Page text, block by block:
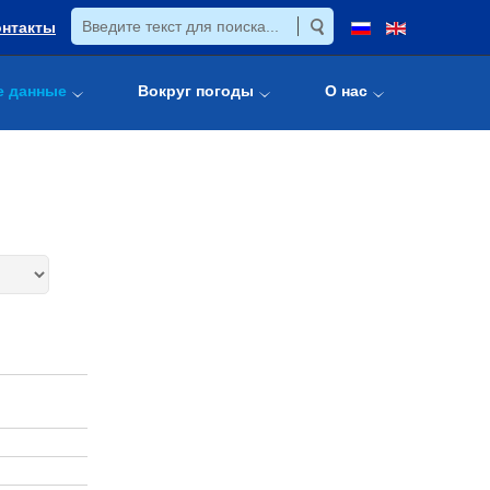
данные Вокруг погоды О нас